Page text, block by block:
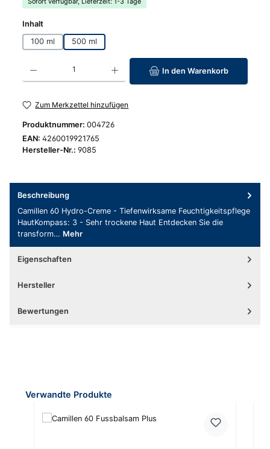
Inhaltauswählen
100 ml
500 ml
Produkt Anzahl: Gib den gewünschten Wert ein oder benutze die
In den Warenkorb
Zum Merkzettel hinzufügen
Produktnummer: 004726
EAN: 4260019921765
Hersteller-Nr.: 9085
Beschreibung
Camillen 60 Hydro-Creme - Tiefenwirksame Feuchtigkeitspflege
HautKompass: 3 - Sehr trockene Haut Entdecken Sie die
transform… Mehr
Eigenschaften
Hersteller
Bewertungen
Produktgalerie überspringen
Verwandte Produkte